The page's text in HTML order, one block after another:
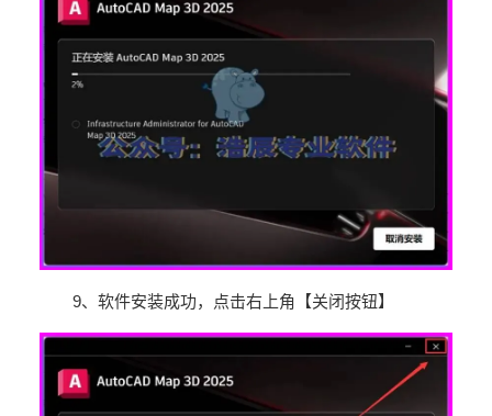
9、软件安装成功，点击右上角【关闭按钮】